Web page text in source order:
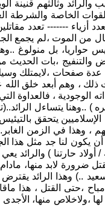
من نوع آخر ، بين النقيب
الخاصة والشرطة
تعدد أزياء ------- تعدد
من الموت ،لم يجمع
بل منولوغ
والتنفيج ،بات
على طول عدة صفحات
، وهم أبعد خلق الله
، فالعداوة التي
) ..وهنا يتساءل
..(القضاء على رب
لهم ، وهذا في الزمن
يكون لنا جد مثل هذا
الكبير المغلق وأن نعيش نحن في التراب ؟!../ ص6-
ضرورة لابد منها،
..) وهذا الرائد
،حتى القتل ، هذا
لها ،ولاخلاص منها،